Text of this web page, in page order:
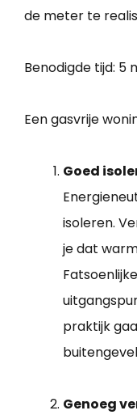
de meter te
Benodigde tijd: 5
Een gasvrije
Goed
isoleren.
je dat
praktijk
Genoeg